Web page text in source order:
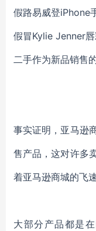
假路易威登iPhone
假冒Kylie Jenner
二手作为新品销售
事实证明，亚马逊
售产品，这对许多
着亚马逊商城的飞
大部分产品都是